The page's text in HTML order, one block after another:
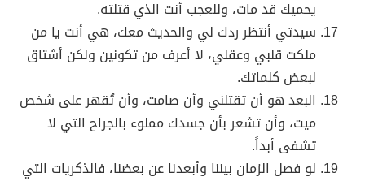
يحميك قد مات، وللعجب أنت الذي قتلته.
سيدتي أنتظر ردك لي والحديث معك، هي أنت يا من
ملكت قلبي وعقلي، لا أعرف من تكونين ولكن أشتاق
لبعض كلماتك.
البعد هو أن تقتلني وأن صامت، وأن تُقهر على شخص
ميت، وأن تشعر بأن جسدك مملوء بالجراح التي لا
تشفى أبداً.
لو فصل الزمان بيننا وأبعدنا عن بعضنا، فالذكريات التي